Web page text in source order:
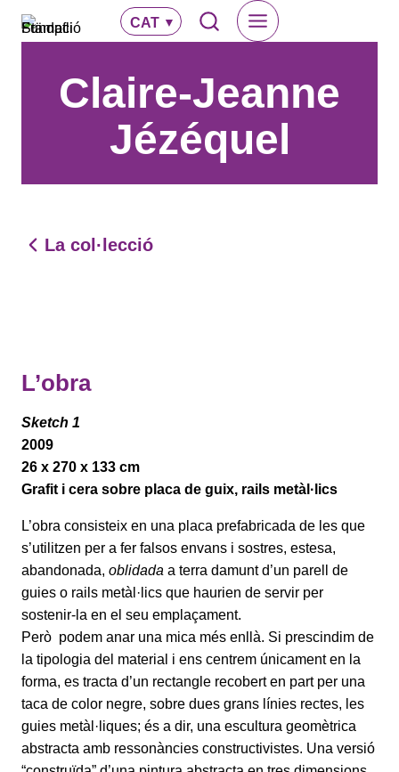
CAT
Claire-Jeanne
Jézéquel
La col·lecció
L’obra
Sketch 1
2009
26 x 270 x 133 cm
Grafit i cera sobre placa de guix, rails metàl·lics
L’obra consisteix en una placa prefabricada de les que
s’utilitzen per a fer falsos envans i sostres, estesa,
abandonada, oblidada a terra damunt d’un parell de
guies o rails metàl·lics que haurien de servir per
sostenir-la en el seu emplaçament.
Però podem anar una mica més enllà. Si prescindim de
la tipologia del material i ens centrem únicament en la
forma, es tracta d’un rectangle recobert en part per una
taca de color negre, sobre dues grans línies rectes, les
guies metàl·liques; és a dir, una escultura geomètrica
abstracta amb ressonàncies constructivistes. Una versió